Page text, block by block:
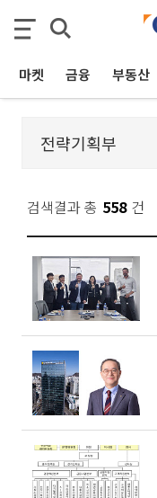
마켓 금융 부동산
검색결과 총 558 건